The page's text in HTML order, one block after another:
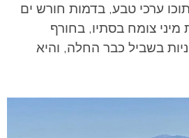
ערכי טבע, בדמות חורש ים
מיני צומח בסתיו, בחורף
בשביל כבר החלה, והיא